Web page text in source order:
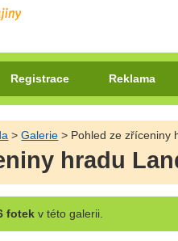
Registrace Reklama
>Galerie > Pohled ze zříceniny
hradu
fotekv této galerii.